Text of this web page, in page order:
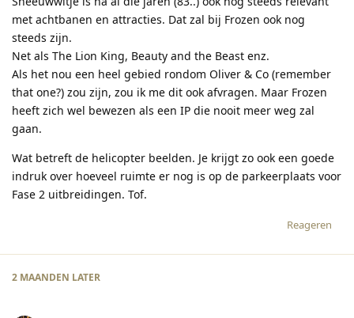
met achtbanen en attracties. Dat zal bij Frozen ook nog
steeds zijn.
Net als The Lion King, Beauty and the Beast enz.
Als het nou een heel gebied rondom Oliver & Co (remember
that one?) zou zijn, zou ik me dit ook afvragen. Maar Frozen
heeft zich wel bewezen als een IP die nooit meer weg zal
gaan.
Wat betreft de helicopter beelden. Je krijgt zo ook een goede
indruk over hoeveel ruimte er nog is op de parkeerplaats voor
Fase 2 uitbreidingen. Tof.
Reageren
2 MAANDEN LATER